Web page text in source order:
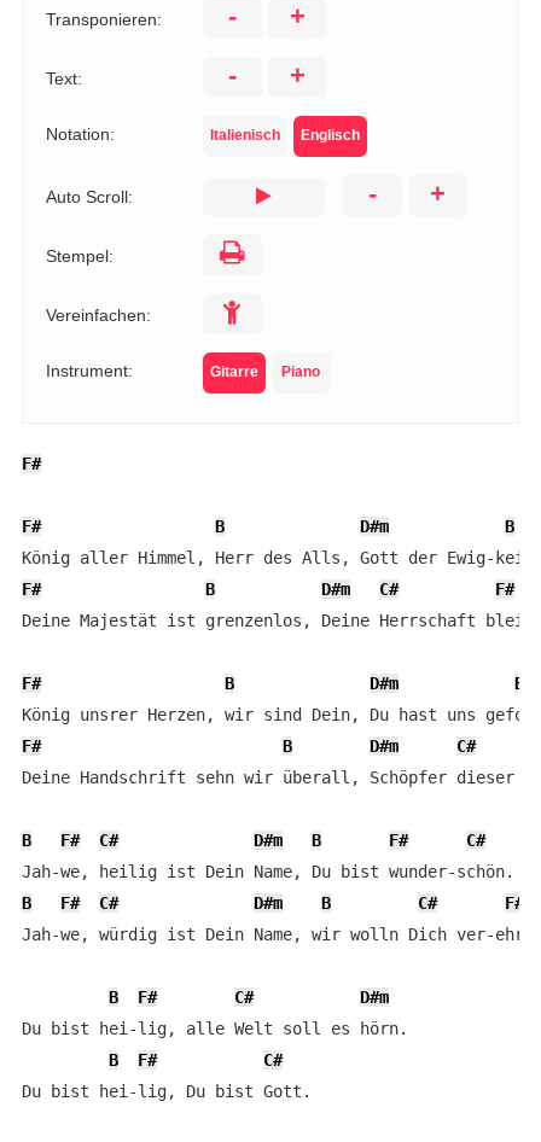
Transponieren: - +
Text: - +
Notation: Italienisch Englisch
Auto Scroll: - +
Stempel:
Vereinfachen:
Instrument: Gitarre Piano
F#
F# B D#m B
F# B D#m C#
F#
Deine Majestät ist grenzenlos, Deine Herrschaft
F# B D#m B
F# B D#m C#
Deine Handschrift sehn wir überall, Schöpfer dieser
B F# C# D#m B F#
C#
B
F# C# D#m B C#
F#
Jah-we, würdig ist Dein Name, wir wolln Dich ver-
B F# C#
D#m
Du bist hei-lig, alle Welt soll es hörn.
B
F#
C#
Du bist hei-lig, Du bist Gott.